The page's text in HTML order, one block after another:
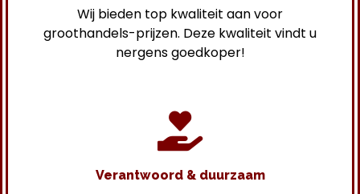
Wij bieden top kwaliteit aan voor
groothandels-prijzen. Deze kwaliteit vindt u
nergens goedkoper!
Verantwoord & duurzaam